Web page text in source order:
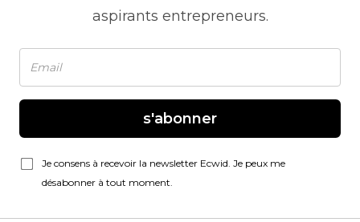
aspirants entrepreneurs.
s'abonner
Je consens à recevoir la newsletter Ecwid. Je peux me
désabonner à tout moment.